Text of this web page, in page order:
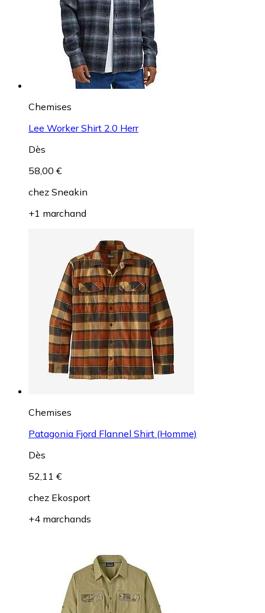
Chemises
Lee Worker Shirt 2.0 Herr
Dès
58,00 €
chez Sneakin
+1 marchand
Chemises
Patagonia Fjord Flannel Shirt (Homme)
Dès
52,11 €
chez Ekosport
+4 marchands